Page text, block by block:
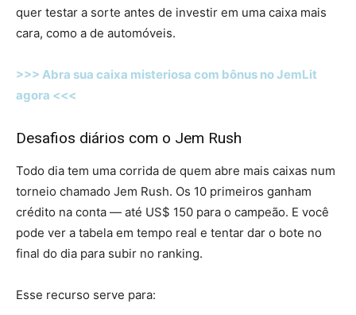
quer testar a sorte antes de investir em uma caixa mais
cara, como a de automóveis.
>>> Abra sua caixa misteriosa com bônus no JemLit
agora <<<
Desafios diários com o Jem Rush
Todo dia tem uma corrida de quem abre mais caixas num
torneio chamado Jem Rush. Os 10 primeiros ganham
crédito na conta — até US$ 150 para o campeão. E você
pode ver a tabela em tempo real e tentar dar o bote no
final do dia para subir no ranking.
Esse recurso serve para: